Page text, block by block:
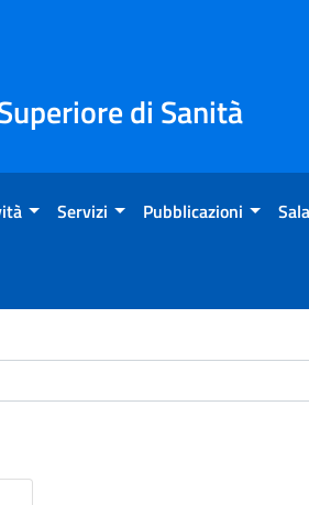
di Sanità
Servizi Pubblicazioni
- Home